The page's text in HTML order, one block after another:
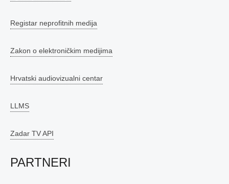
Registar neprofitnih medija
Zakon o elektroničkim medijima
Hrvatski audiovizualni centar
LLMS
Zadar TV API
PARTNERI